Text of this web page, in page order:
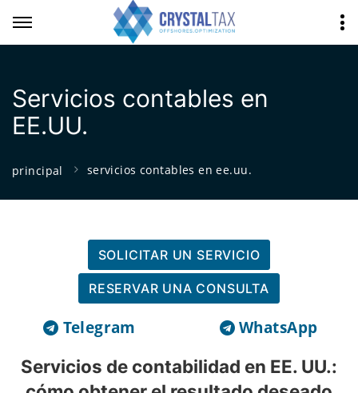
Servicios contables en
EE.UU.
principal servicios contables en ee.uu.
SOLICITAR UN SERVICIO
RESERVAR UNA CONSULTA
Telegram WhatsApp
Servicios de contabilidad en EE. UU.: